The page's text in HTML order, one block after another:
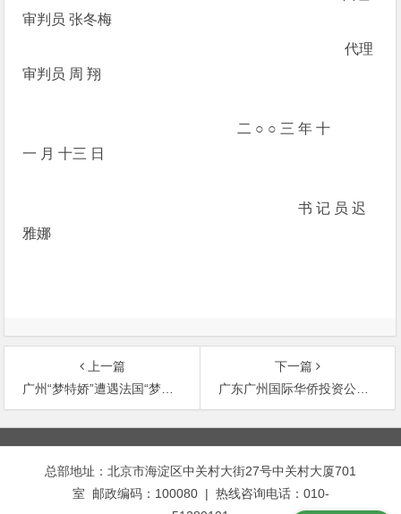
审判员 张冬梅
代理
审判员 周 翔
二 ○ ○ 三 年 十
一 月 十三 日
书 记 员 迟
雅娜
上一篇
广州“梦特娇”遭遇法国“梦特娇
下一篇
广东广州国际华侨投资公司与江苏长江影业有限责任公司影片发行权许可合同纠纷案
文
章
总部地址：北京市海淀区中关村大街27号中关村大厦701
室 邮政编码：100080 | 热线咨询电话：010-